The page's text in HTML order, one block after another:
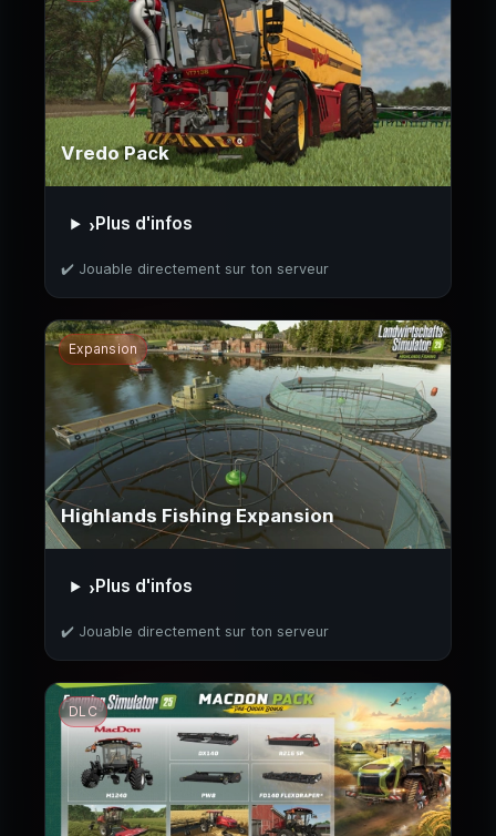
Vredo Pack
›Plus d'infos
✔️ Jouable directement sur ton serveur
Expansion
Highlands Fishing Expansion
›Plus d'infos
✔️ Jouable directement sur ton serveur
DLC